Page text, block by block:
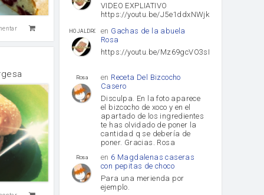
VIDEO EXPLIATIVO
https://youtu.be/J5e1ddxNWjk
HOJALDROSA TV
en Gachas de la abuela
Rosa
https://youtu.be/Mz69gcVO3sI
Rosa en Receta Del Bizcocho
Casero
Disculpa. En la foto aparece
el bizcocho de xoco y en el
apartado de los ingredientes
te has olvidado de poner la
cantidad q se debería de
poner. Gracias. Rosa
Rosa en 6 Magdalenas caseras
con pepitas de choco
Para una merienda por
ejemplo.